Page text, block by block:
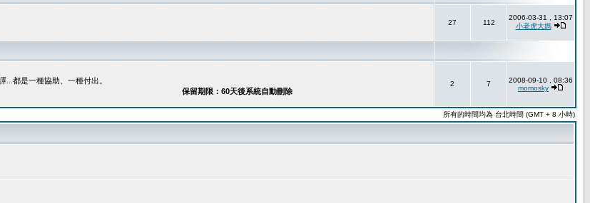
27 112
2006-03-31 , 13:07
小老虎大媽
都是一種協助、一種付出。
保留期限：60天後系統自動刪除
2 7
2008-09-10 , 08:36
momosky
所有的時間均為 台北時間 (GMT + 8 小時)